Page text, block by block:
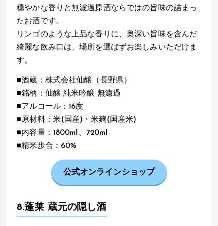
穏やかな香りと無濾過原酒ならではの旨味の詰まっ
たお酒です。
リンゴのような上品な香りに、奥深い旨味を含んだ
綺麗な飲み口は、場所を選ばずお楽しみいただけま
す。
■酒蔵：株式会社仙醸（長野県）
■銘柄：仙醸 純米吟醸 無濾過
■アルコール：16度
■原材料：米(国産)・米麹(国産米)
■内容量：1800ml、720ml
■精米歩合：60%
公式オンラインショップ
8.蓬莱 蔵元の隠し酒